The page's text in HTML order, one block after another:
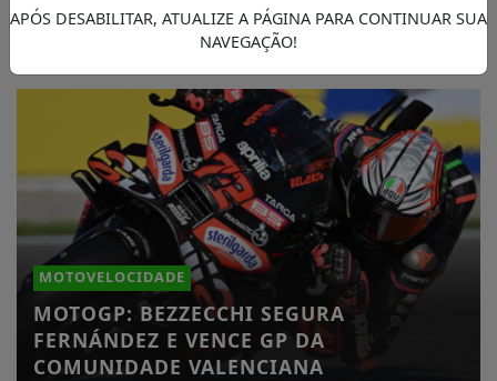
BUSCAR
MOTOVELOCIDADE
MOTOGP: BEZZECCHI SEGURA
FERNÁNDEZ E VENCE GP DA
COMUNIDADE VALENCIANA
APÓS DESABILITAR, ATUALIZE A PÁGINA PARA CONTINUAR SUA
NAVEGAÇÃO!